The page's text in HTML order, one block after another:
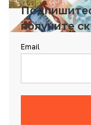
получите
Email